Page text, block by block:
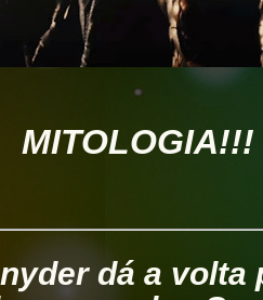
MITOLOGIA!!!
dá a volta